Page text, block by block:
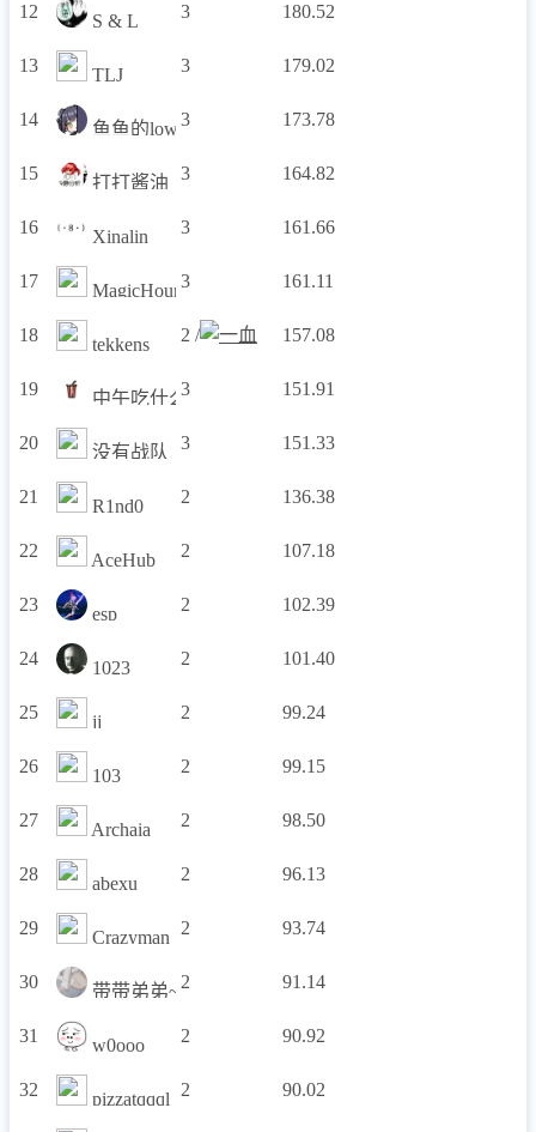
12 S & L 3 180.52
13 TLJ 3 179.02
14 鱼鱼的lowC
3 173.78
15 打打酱油 3 164.82
16 Xinalin 3 161.66
17 MagicHour 3 161.11
18 tekkens 2 / 157.08
19 中午吃什么3 151.91
20 没有战队 3 151.33
21 R1nd0 2 136.38
22 AceHub 2 107.18
23 esp 2 102.39
24 1023 2 101.40
25 jj 2 99.24
26 103 2 99.15
27 Archaia 2 98.50
28 abexu 2 96.13
29 Crazyman 2 93.74
30 带带弟弟~ 2 91.14
31 w0ooo 2 90.92
32 pizzatqqql 2 90.02